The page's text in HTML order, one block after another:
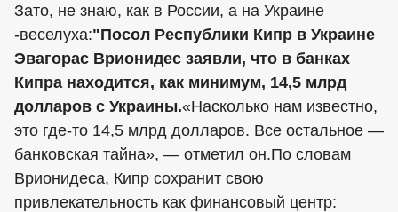
Зато, не знаю, как в России, а на Украине
-веселуха:"Посол Республики Кипр в Украине
Эвагорас Врионидес заявли, что в банках
Кипра находится, как минимум, 14,5 млрд
долларов с Украины.«Насколько нам известно,
это где-то 14,5 млрд долларов. Все остальное —
банковская тайна», — отметил он.По словам
Врионидеса, Кипр сохранит свою
привлекательность как финансовый центр: